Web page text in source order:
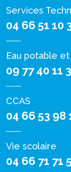
Services
04 66 51 10
Eau potable
09 77 40 11
CCAS
04 66 53 98
Vie scolaire
04 66 71 71